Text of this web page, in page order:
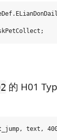
的 H01